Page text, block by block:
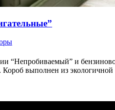
“Непробиваемый” и
Короб выполнен из